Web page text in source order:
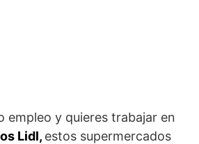
empleo y quieres trabajar en
Lidl, estos supermercados